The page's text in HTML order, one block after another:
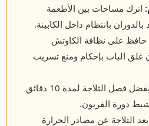
اترك مساحات بين الأطعمة
بالدوران بانتظام داخل الكابينة.
حافظ على نظافة الكاوتش
الباب بإحكام ومنع تسريب
يفضل فصل الثلاجة لمدة 10 دقائق
دورة الفريون.
الثلاجة عن مصادر الحرارة